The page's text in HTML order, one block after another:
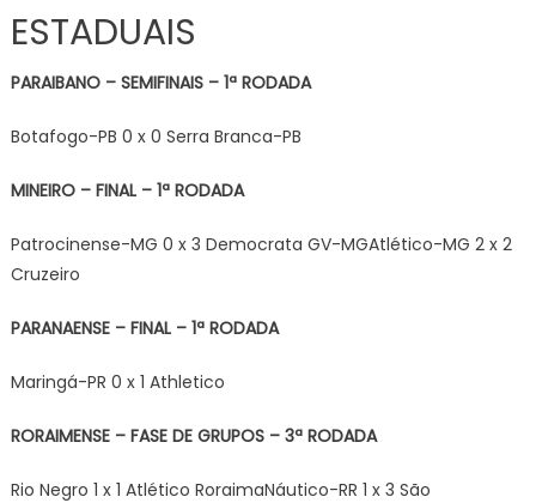
ESTADUAIS
PARAIBANO – SEMIFINAIS – 1ª RODADA
Botafogo-PB 0 x 0 Serra Branca-PB
MINEIRO – FINAL – 1ª RODADA
Patrocinense-MG 0 x 3 Democrata GV-MGAtlético-MG 2 x 2
Cruzeiro
PARANAENSE – FINAL – 1ª RODADA
Maringá-PR 0 x 1 Athletico
RORAIMENSE – FASE DE GRUPOS – 3ª RODADA
Rio Negro 1 x 1 Atlético RoraimaNáutico-RR 1 x 3 São